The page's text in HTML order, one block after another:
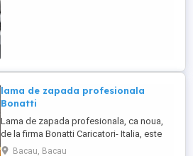
lama de zapada profesionala
Bonatti
Lama de zapada profesionala, ca noua,
de la firma Bonatti Caricatori- Italia, este
cuplata cu un joystick de comanda
Bacau, Bacau